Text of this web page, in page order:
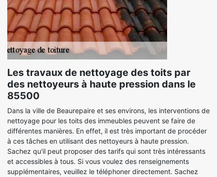
Les travaux de nettoyage des toits par
des nettoyeurs à haute pression dans le
85500
Dans la ville de Beaurepaire et ses environs, les interventions de
nettoyage pour les toits des immeubles peuvent se faire de
différentes manières. En effet, il est très important de procéder
à ces tâches en utilisant des nettoyeurs à haute pression.
Sachez qu'il peut proposer des tarifs qui sont très intéressants
et accessibles à tous. Si vous voulez des renseignements
supplémentaires, veuillez le téléphoner directement. Sachez